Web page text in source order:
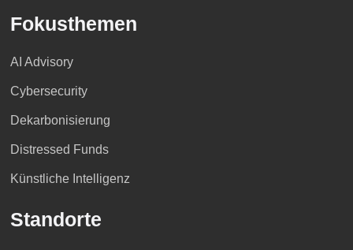
Fokusthemen
AI Advisory
Cybersecurity
Dekarbonisierung
Distressed Funds
Künstliche Intelligenz
Standorte